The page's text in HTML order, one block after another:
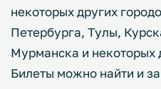
некоторых других
Петербурга, Тулы,
Мурманска и некоторых
Билеты можно найти и